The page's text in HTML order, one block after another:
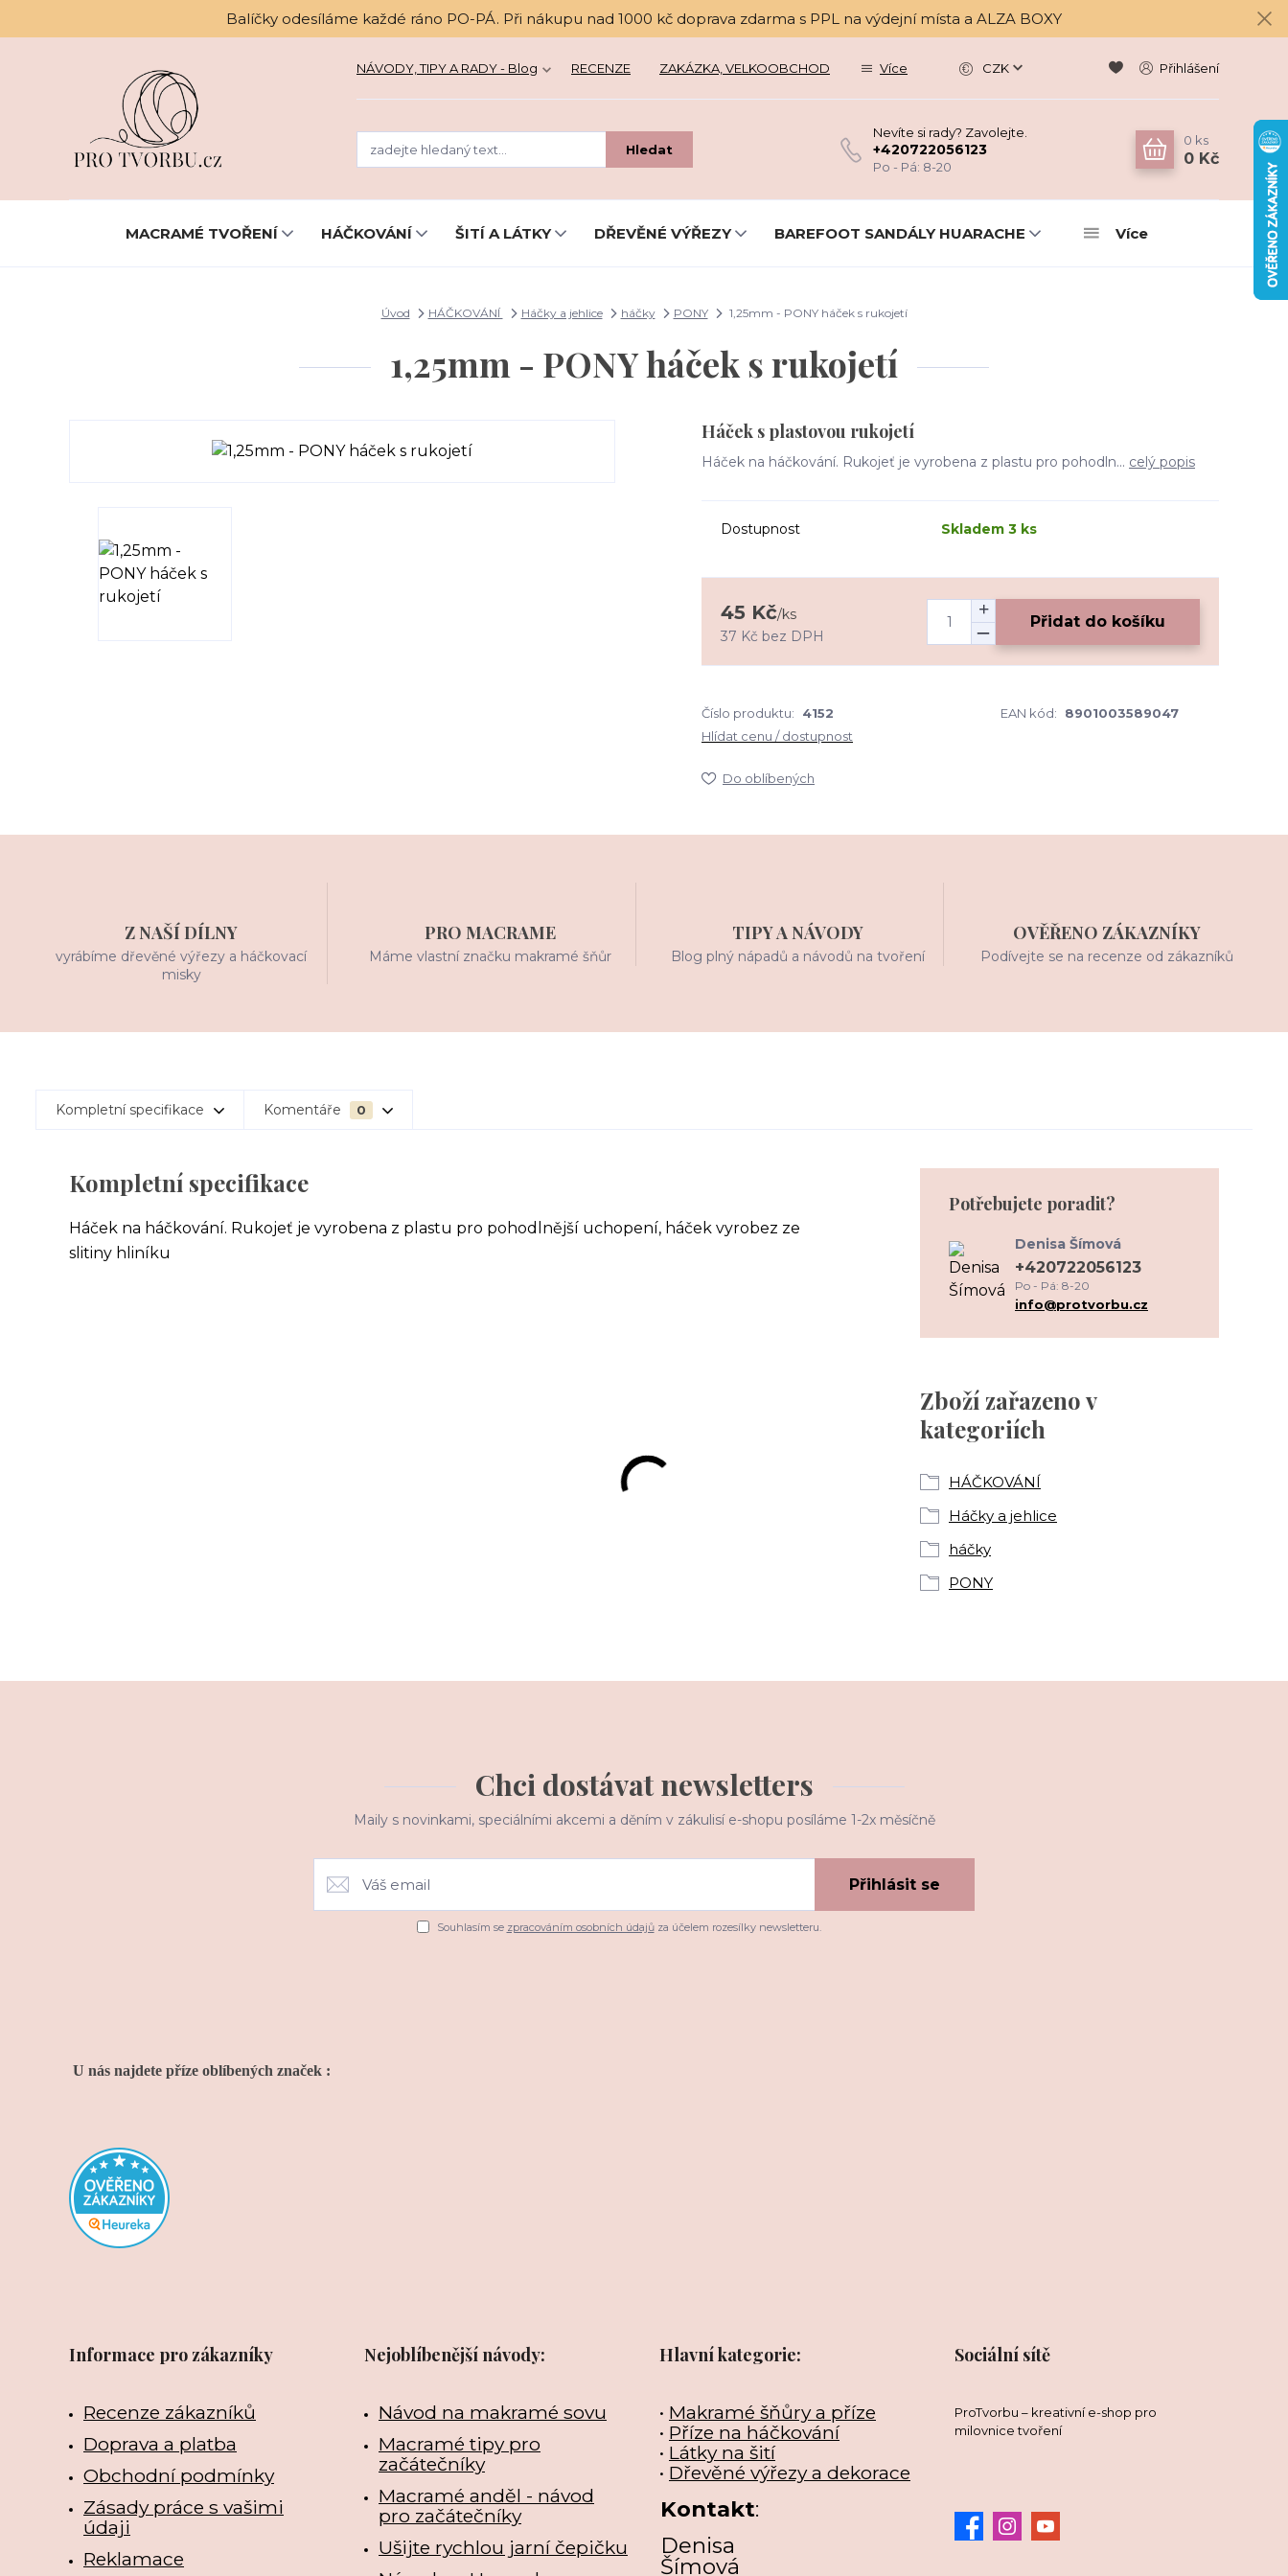
Balíčky odesíláme každé ráno PO-PÁ. Při nákupu nad 1000 kč doprava zdarma s PPL na výdejní místa a ALZA BOXY
NÁVODY, TIPY A RADY - Blog RECENZE ZAKÁZKA, VELKOOBCHOD Více CZK Přihlášení
Hledat
Nevíte si rady? Zavolejte.
+420722056123
Po - Pá: 8-20
0 ks
0 Kč
MACRAMÉ TVOŘENÍ HÁČKOVÁNÍ ŠITÍ A LÁTKY DŘEVĚNÉ VÝŘEZY BAREFOOT SANDÁLY HUARACHE Více
Úvod HÁČKOVÁNÍ Háčky a jehlice háčky PONY 1,25mm - PONY háček s rukojetí
1,25mm - PONY háček s rukojetí
Háček s plastovou rukojetí
Háček na háčkování. Rukojeť je vyrobena z plastu pro pohodln... celý popis
Dostupnost Skladem 3 ks
45 Kč/ks
37 Kč bez DPH
Přidat do košíku
Číslo produktu: 4152 EAN kód:
8901003589047
Hlídat cenu / dostupnost
Do oblíbených
Z NAŠÍ DÍLNY
vyrábíme dřevěné výřezy a háčkovací
misky
PRO MACRAME
Máme vlastní značku makramé šňůr
TIPY A NÁVODY
Blog plný nápadů a návodů na tvoření
OVĚŘENO ZÁKAZNÍKY
Podívejte se na recenze od zákazníků
Kompletní specifikace Komentáře 0
Kompletní specifikace
Háček na háčkování. Rukojeť je vyrobena z plastu pro pohodlnější uchopení, háček vyrobez ze
slitiny hliníku
Zboží zařazeno v
kategoriích
HÁČKOVÁNÍ
Háčky a jehlice
háčky
PONY
Potřebujete poradit?
Denisa Šímová
+420722056123
Po - Pá: 8-20
info@protvorbu.cz
Chci dostávat newsletters
Maily s novinkami, speciálními akcemi a děním v zákulisí e-shopu posíláme 1-2x měsíčně
Přihlásit se
Souhlasím se zpracováním osobních údajůza účelem rozesílky newsletteru.
U nás najdete příze oblíbených značek :
Informace pro zákazníky
Recenze zákazníků
Doprava a platba
Obchodní podmínky
Zásady práce s vašimi
údaji
Reklamace
Nejoblíbenější návody:
Návod na makramé sovu
Macramé tipy pro
začátečníky
Macramé anděl - návod
pro začátečníky
Ušijte rychlou jarní čepičku
Hlavní kategorie:
• Makramé šňůry a příze
• Příze na háčkování
• Látky na šití
• Dřevěné výřezy a dekorace
Kontakt:
Denisa
Šímová
Sociální sítě
ProTvorbu – kreativní e-shop pro
milovnice tvoření